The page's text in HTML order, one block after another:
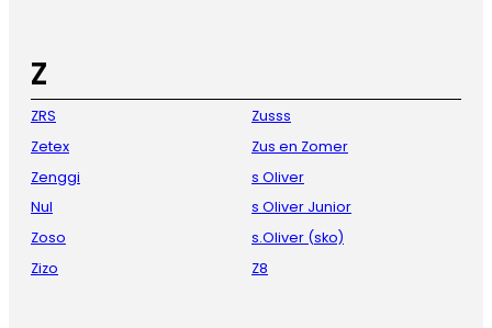
Z
ZRS
Zetex
Zenggi
Nul
Zoso
Zizo
Zusss
Zus en Zomer
s Oliver
s Oliver Junior
s.Oliver (sko)
Z8